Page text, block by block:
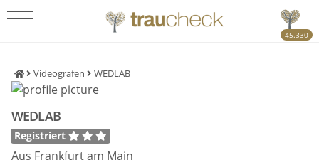
45.330
Videografen WEDLAB
WEDLAB
Registriert
Aus Frankfurt am Main